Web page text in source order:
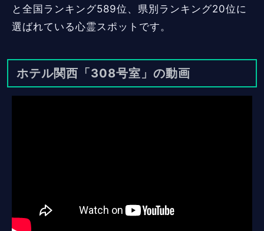
と全国ランキング589位、県別ランキング20位に
選ばれている心霊スポットです。
ホテル関西「308号室」の動画